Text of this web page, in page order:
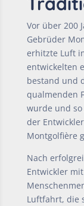
Vor über 200
Gebrüder
erhitzte Luft
entwickelten
bestand und
qualmenden
wurde und
der
Montgolfière
Nach
Entwickler
Luftfahrt, die